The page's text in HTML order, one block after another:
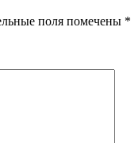
поля помечены *